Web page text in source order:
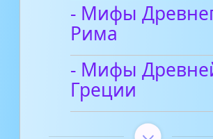
- Мифы
Рима
- Мифы
Греции